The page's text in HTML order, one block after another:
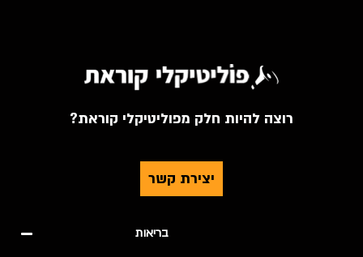
רוצה להיות חלק מפוליטיקלי קוראת?
יצירת קשר
בריאות